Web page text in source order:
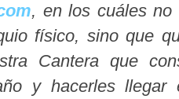
, en los cuáles no
físico, sino que
Cantera que
y hacerles llegar